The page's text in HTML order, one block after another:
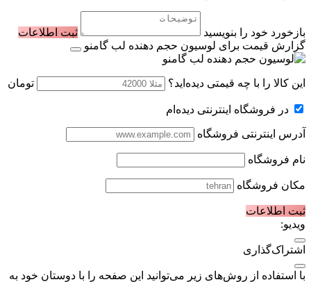
بازخورد خود را بنویسید
ثبت اطلاعات
گزارش قیمت برای لوسیون حجم دهنده لب گامنو
این کالا را با چه قیمتی دیده‌اید؟ تومان
در فروشگاه اینترنتی دیده‌ام
آدرس اینترنتی فروشگاه
نام فروشگاه
مکان فروشگاه
ثبت اطلاعات
ویدیو:
اشتراک‌گذاری
با استفاده از روش‌های زیر می‌توانید این صفحه را با دوستان خود به